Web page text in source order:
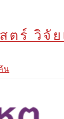
ตร์ วิจั
น